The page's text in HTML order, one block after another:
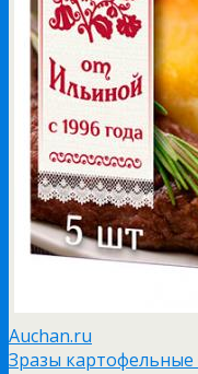
Auchan.ru
Зразы